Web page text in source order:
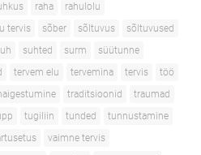
raha
rahulolu
tervis sõber sõltuvus
sõltuvused
suhted surm
süütunne
tervem elu tervemina tervis
töö
traditsioonid
traumad
tugiliin tunded
tunnustamine
vaimne tervis